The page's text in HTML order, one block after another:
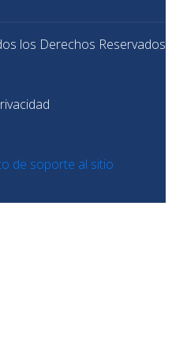
los Derechos Reservados
de soporte al sitio